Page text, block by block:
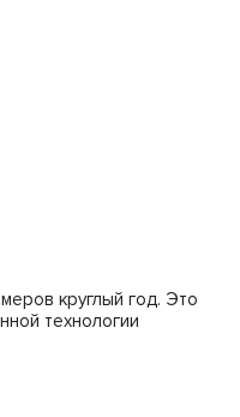
круглый год. Это
технологии